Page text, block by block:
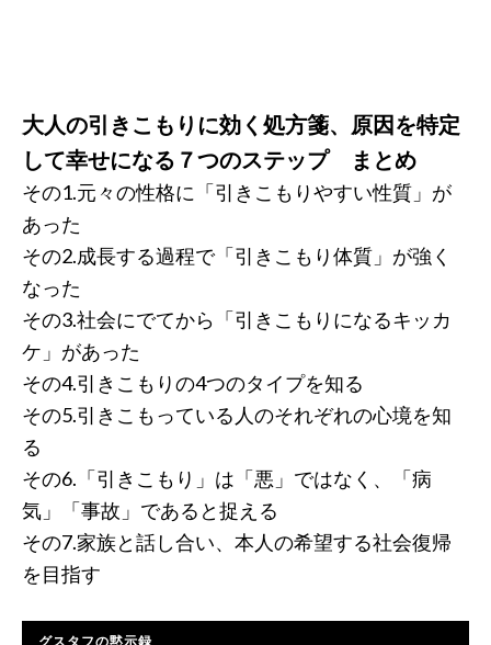
大人の引きこもりに効く処方箋、原因を特定
して幸せになる７つのステップ まとめ
その1.元々の性格に「引きこもりやすい性質」が
あった
その2.成長する過程で「引きこもり体質」が強く
なった
その3.社会にでてから「引きこもりになるキッカ
ケ」があった
その4.引きこもりの4つのタイプを知る
その5.引きこもっている人のそれぞれの心境を知
る
その6.「引きこもり」は「悪」ではなく、「病
気」「事故」であると捉える
その7.家族と話し合い、本人の希望する社会復帰
を目指す
グスタフの黙示録